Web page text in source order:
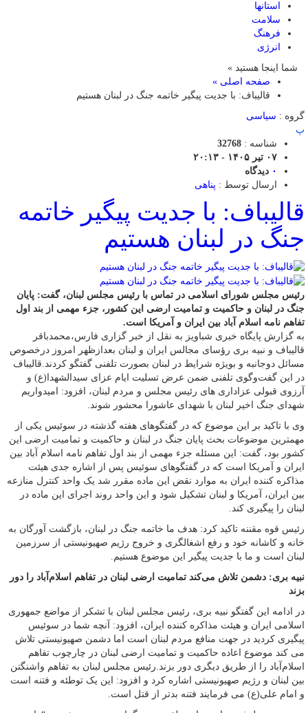
استانها
سلامت
فرهنگ
انرژی
شما اینجا هستید »
صفحه اصلی »
قالیباف: با جدیت پیگیر خاتمه جنگ در لبنان هستیم
گروه : سیاسی
پ
شناسه : 32768
۰۷ تیر ۱۴۰۵ - ۲۰:۱۳
۰ دیدگاه
ارسال توسط : پناهی
قالیباف: با جدیت پیگیر خاتمه
جنگ در لبنان هستیم
رئیس مجلس شورای اسلامی در تماس با رئیس مجلس لبنان، گفت: پایان
جنگ در لبنان و حاکمیت و تمامیت ارضی این کشور، جزء مهمی از بند اول
تفاهم نامه اسلام آباد بین ایران و آمریکا است.
به گزارش پایگاه خبری شباویز به نقل از خبر گزاری فارس،محمدباقر
قالیباف و نبیه بری رؤسای مجالس ایران و لبنان بعدازظهر امروز درخصوص
مسائل دوجانبه و بویژه شرایط در لبنان بصورت تلفنی گفتگو کردند.قالیباف
در این گفت‌وگوی تلفنی ضمن عرض تسلیت ایام عزای سیدالشهدا(ع) و
آرزوی قبولی عزاداری های رئیس مجلس و مردم لبنان، افزود: امیدواریم
شهدای جنگ اخیر لبنان با شهدای عاشورا محشور شوند.
وی با تاکید بر این موضوع که در گفتگوهای هفته گذشته در سوئیس یکی از
مهمترین موضوعات بحث پایان جنگ در لبنان و حاکمیت و تمامیت ارضی این
کشور بود، گفت: این مسئله جزء مهمی از بند اول تفاهم نامه اسلام آباد بین
ایران و آمریکا است که در گفتگوهای سوئیس پس از اشاره جدی هیئت
مذاکره کننده ایران به موارد نقض این ماده مقرر شد یک واحد کنترل منازعه
بین ایران، آمریکا و لبنان تشکیل شود و این واحد روند اجرای این ماده در
لبنان را پیگیری کند.
رئیس قوه مقننه تاکید کرد: هدف ما خاتمه جنگ در لبنان، بازگشت آورگان به
خانه و کاشانه خود و رفع اشغالگری و خروج رژیم صهیونیستی از سرزمین
لبنان است و ما با جدیت پیگیر این موضوع هستیم.
نبیه بری: دشمن تلاش می‌کند تمامیت ارضی لبنان در تفاهم اسلام‌آباد را دور
بزند
در ادامه این گفتگو نبیه بری، رئیس مجلس لبنان با تشکر از مواضع جمهوری
اسلامی ایران و هیئت مذاکره کننده ایران، افزود: آنچه شما در سوئیس
پیگیری کردید در جهت منافع مردم لبنان است اما دشمن صهیونیستی تلاش
می کند موضوع اعاده حاکمیت و تمامیت ارضی لبنان در چارچوب تفاهم
اسلام‌آباد را از طریق دیگری دور بزند.رئیس مجلس لبنان به تفاهم واشنگتن
بین لبنان و رژیم صهیونیستی اشاره کرد و افزود: این یک توطئه و فتنه است
و امام علی(ع) می فرمایند فتنه بدتر از قتل است.